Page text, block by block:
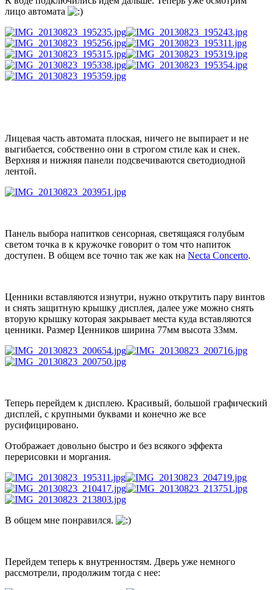
лицо автомата
Лицевая часть автомата плоская, ничего не выпирает и не
выгибается, собственно они в строгом стиле как и снек.
Верхняя и нижняя панели подсвечиваются светодиодной
лентой.
Панель выбора напитков сенсорная, светящаяся голубым
светом точка в к кружочке говорит о том что напиток
доступен. В общем все точно так же как на Necta Concerto.
Ценники вставляются изнутри, нужно открутить пару винтов
и снять защитную крышку дисплея, далее уже можно снять
вторую крышку которая закрывает места куда вставляются
ценники. Размер Ценников ширина 77мм высота 33мм.
Теперь перейдем к дисплею. Красивый, большой графический
дисплей, с крупными буквами и конечно же все
русифицировано.
Отображает довольно быстро и без всякого эффекта
перерисовки и моргания.
В общем мне понравился.
Перейдем теперь к внутренностям. Дверь уже немного
рассмотрели, продолжим тогда с нее: